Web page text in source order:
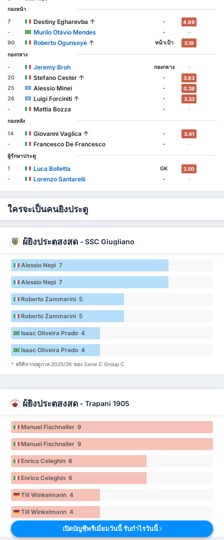
กองหน้า
7
Destiny Egharevba ↑ - 4.89
- Murilo Otávio Mendes -
-
90
Roberto Ogunseye ↑ หน้าเป้า 5.19
กองกลาง
-
Jeremy Broh กองกลาง
-
20
Stefano Cester ↑ - 3.83
25 Alessio Minei - 0.38
26 Luigi Forciniti ↑ - 3.33
- Mattia Bozza -
-
กองหลัง
14
Giovanni Vaglica ↑ - 3.41
- Francesco De Francesco -
-
ผู้รักษาประตู
1
Luca Bolletta GK 2.50
- Lorenzo Santarelli - -
ใครจะเป็นคนยิงประตู
ผู้ยิงประตูสูงสุด - SSC Giugliano
Alessio Nepi 7
Alessio Nepi 7
Roberto Zammarini 5
Roberto Zammarini 5
Isaac Oliveira Prado 4
Isaac Oliveira Prado 4
* สถิติจากฤดูกาล 2025/26 ของ Serie C Group C
ผู้ยิงประตูสูงสุด - Trapani 1905
Manuel Fischnaller 9
Manuel Fischnaller 9
Enrico Celeghin 6
Enrico Celeghin 6
Till Winkelmann 4
Till Winkelmann 4
* สถิติจากฤดูกาล 2025/26 ของ Serie C Group C
เปิดบัญชีพรีเมี่ยมวันนี้ รับกำไรวันนี้